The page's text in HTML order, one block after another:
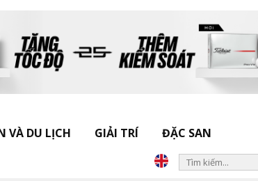
VÀ DU LỊCH GIẢI TRÍ ĐẶC SAN